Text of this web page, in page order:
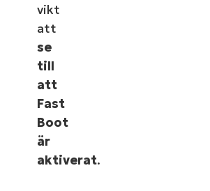
vikt
att
se
till
att
Fast
Boot
är
aktiverat.